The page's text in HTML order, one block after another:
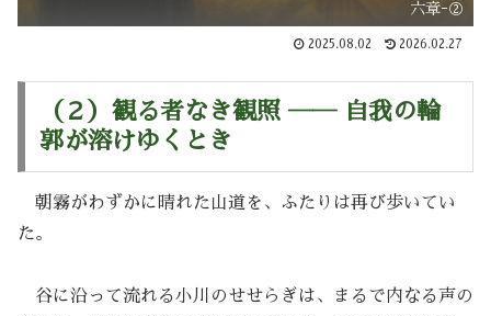
六章ｰ②
2025.08.02 2026.02.27
（２）観る者なき観照 ―― 自我の輪
郭が溶けゆくとき
朝霧がわずかに晴れた山道を、ふたりは再び歩いてい
た。
谷に沿って流れる小川のせせらぎは、まるで内なる声の